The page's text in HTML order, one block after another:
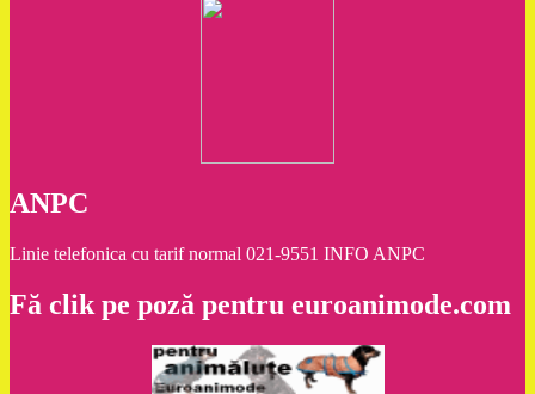
ANPC
Linie telefonica cu tarif normal 021-9551 INFO ANPC
Fă clik pe poză pentru euroanimode.com